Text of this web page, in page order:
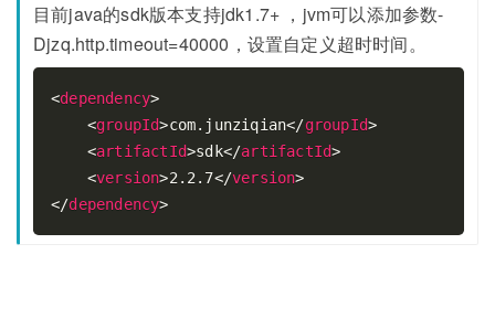
目前java的sdk版本支持jdk1.7+ ，jvm可以添加参数-
Djzq.http.timeout=40000，设置自定义超时时间。
<dependency>
<groupId>com.junziqian</groupId>
<artifactId>sdk</artifactId>
<version>2.2.7</version>
</dependency>